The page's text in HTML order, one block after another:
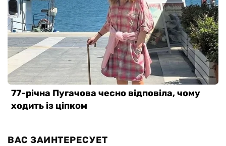
ВАС ЗАИНТЕРЕСУЕТ